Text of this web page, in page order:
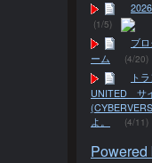
(1/5)
ブ
ーム
(4/20)
ト
UNITED サ
よ。
(4/11)